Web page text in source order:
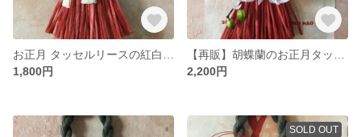
1,800円
2,200円
SOLD OUT